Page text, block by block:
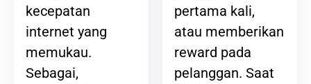
kecepatan
internet yang
memukau.
Sebagai,
pertama kali,
atau memberikan
reward pada
pelanggan. Saat